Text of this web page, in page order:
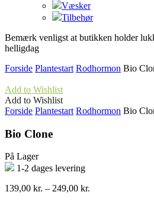
Væsker
Tilbehør
Bemærk venligst at butikken holder
helligdag
Forside Plantestart Rodhormon Bio
Add to Wishlist
Add to Wishlist
Forside Plantestart Rodhormon Bio
Bio Clone
På Lager
1-2 dages levering
139,00 kr. – 249,00 kr.